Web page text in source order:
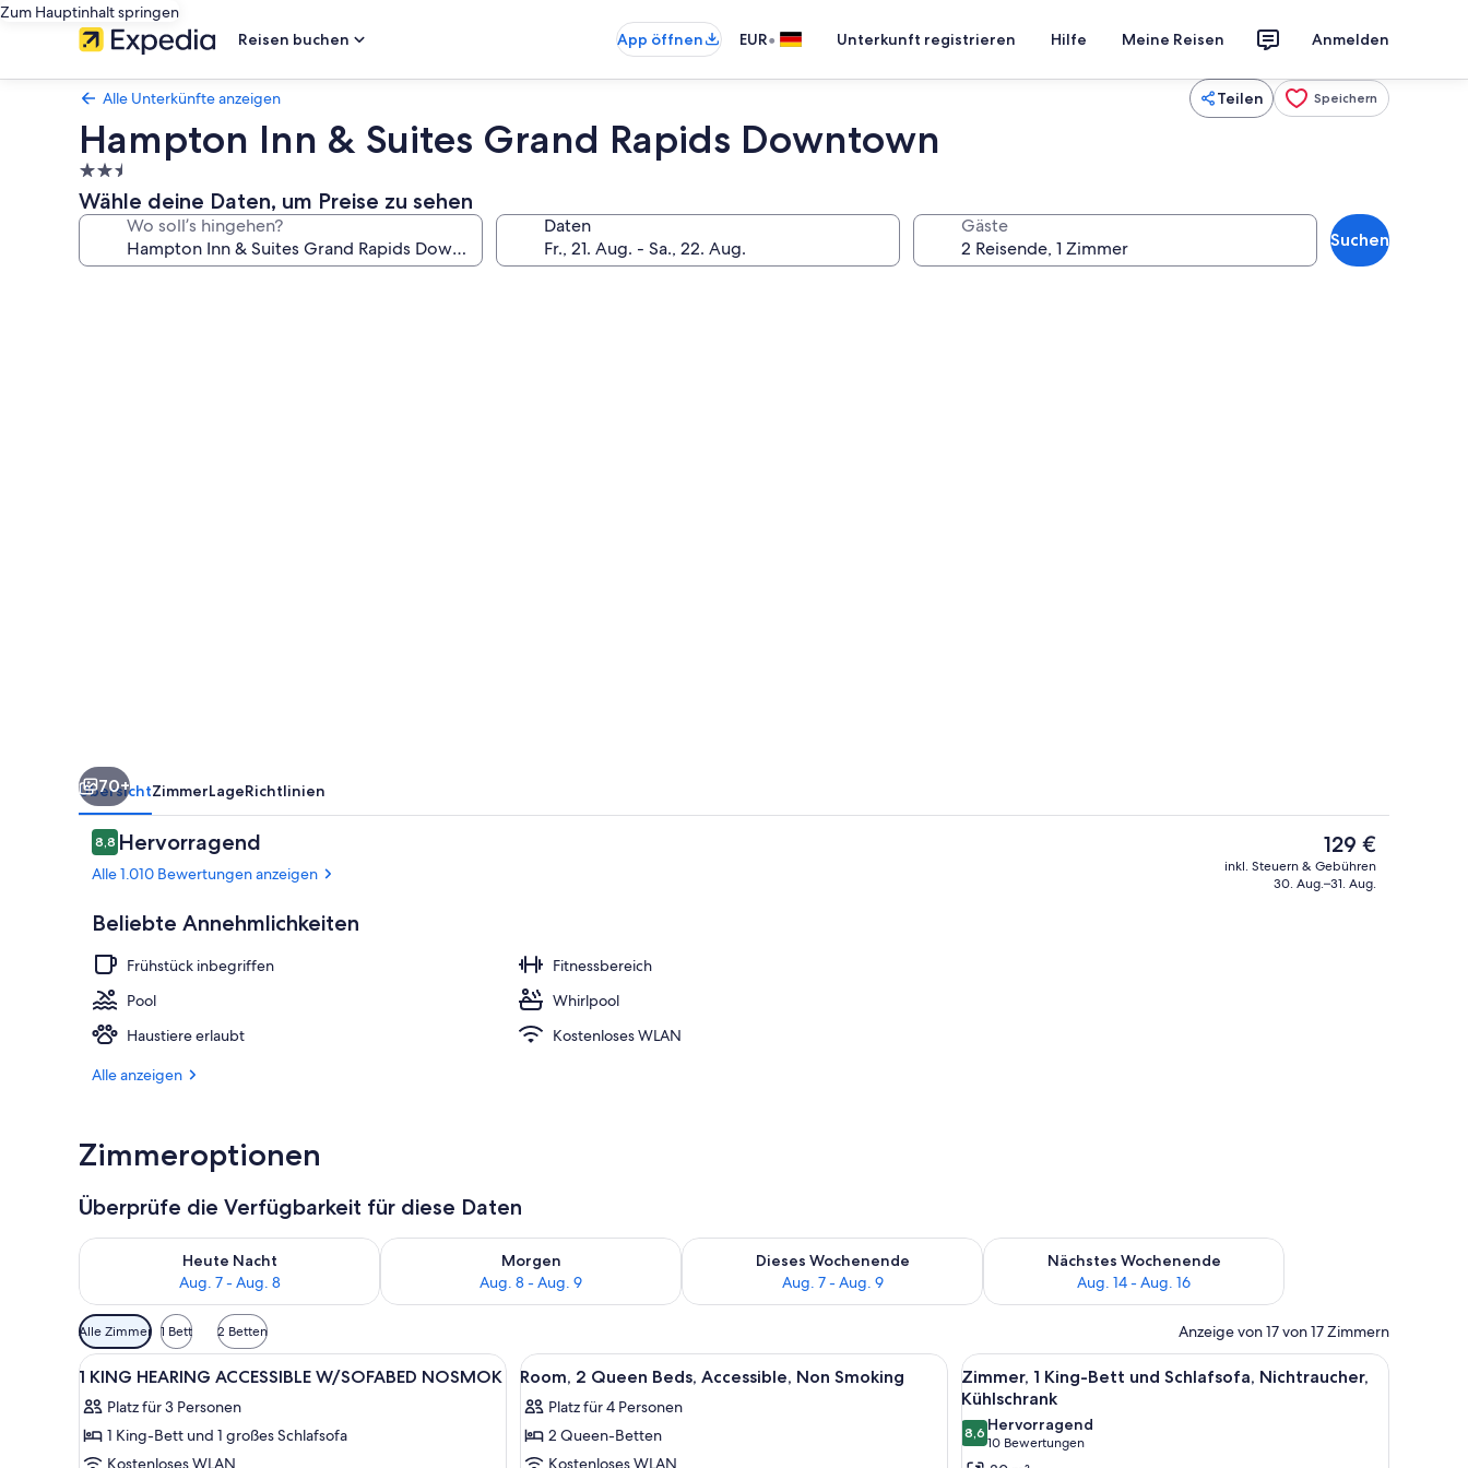
Zum Hauptinhalt springen
Reisen buchen
App öffnen EUR• Unterkunft registrieren Hilfe Meine Reisen Anmelden
Alle Unterkünfte anzeigen Teilen Speichern
Hampton Inn & Suites Grand Rapids Downtown
2.5-
Sterne-
Unterkunft
Wähle deine Daten, um Preise zu sehen
Wo soll’s hingehen? Daten Gäste
Suchen
70+
ÜbersichtZimmerLageRichtlinien
Bewertungen
8,88,8 von 10.
Hervorragend
Alle 1.010 Bewertungen anzeigen
Beliebte Annehmlichkeiten
Frühstück inbegriffen
Fitnessbereich
Pool
Whirlpool
Haustiere erlaubt
Kostenloses WLAN
Alle anzeigen
Der
aktuelle
Preis
129 €
inkl. Steuern & Gebühren
30. Aug.–31. Aug.
Zimmeroptionen
Überprüfe die Verfügbarkeit für diese Daten
Heute Nacht
Aug. 7 - Aug. 8
Überprüfe die Verfügbarkeit für heute Nacht, Aug. 7 - Aug. 8.
Morgen
Aug. 8 - Aug. 9
Überprüfe die Verfügbarkeit für morgen, Aug. 8 - Aug. 9.
Dieses Wochenende
Aug. 7 - Aug. 9
Überprüfe die Verfügbarkeit für dieses Wochenende, Aug. 7 - Aug. 9.
Nächstes Wochenende
Aug. 14 - Aug. 16
Überprüfe die Verfügbarkeit für nächstes Wochenende, Aug.
Verfügbare
Filter
für
Alle Zimmer 1 Bett 2 Betten Anzeige von 17 von 17 Zimmern
Alle
Fotos
für
1
Ein Hotelzimmer mit einem großen Bett, einem Nachttisch mit Lampe und einem Telefon.
7
1 KING HEARING ACCESSIBLE W/SOFABED NOSMOK
Platz für 3 Personen
1 King-Bett und 1 großes Schlafsofa
Kostenloses WLAN
Alle
Fotos
für
Room,
Ein Hotelzimmer mit zwei Betten, einem Nachttisch, einer Lampe und einem Sessel.
5
Room, 2 Queen Beds, Accessible, Non Smoking
Platz für 4 Personen
2 Queen-Betten
Kostenloses WLAN
Alle
Fotos
für
Zimmer,
Ein Hotelzimmer mit Bett, Schreibtisch,
7
Zimmer, 1 King-Bett und Schlafsofa, Nichtraucher,
Kühlschrank
8,68,6 von 10
Hervorragend
10 Bewertungen
(10